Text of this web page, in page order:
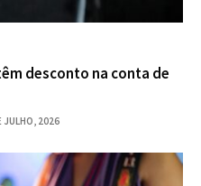
desconto na conta de
JULHO, 2026